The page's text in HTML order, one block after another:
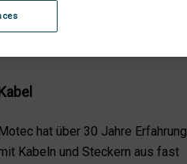
Kabel
Motec hat über 30 Jahre Erfahrung
Kabeln und Steckern aus fast